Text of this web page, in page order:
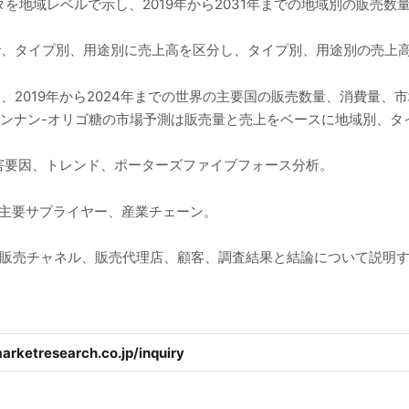
地域レベルで示し、2019年から2031年までの地域別の販売数
タイプ別、用途別に売上高を区分し、タイプ別、用途別の売上
2019年から2024年までの世界の主要国の販売数量、消費量、
ナン-オリゴ糖の市場予測は販売量と売上をベースに地域別、
因、トレンド、ポーターズファイブフォース分析。
サプライヤー、産業チェーン。
売チャネル、販売代理店、顧客、調査結果と結論について説明
inquiry